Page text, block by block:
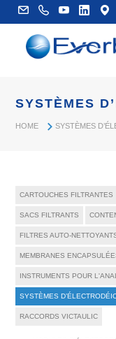
SYSTÈMES
HOME SYSTÈMES
CARTOUCHES FILTRANTES
SACS FILTRANTS
FILTRES AUTO-
MEMBRANES
INSTRUMENTS POUR
SYSTÈMES
RACCORDS VICTAULIC